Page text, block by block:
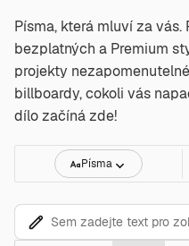
Písma, která mluví za
bezplatných a Premium
projekty
billboardy, cokoli vás
dílo začíná zde!
Písma